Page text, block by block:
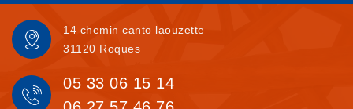
14 chemin canto laouzette
31120 Roques
05 33 06 15 14